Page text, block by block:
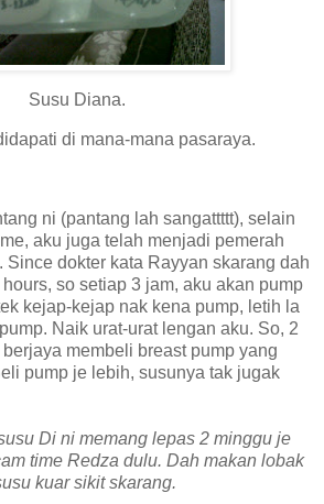
Susu Diana.
di mana-mana pasaraya.
ni (pantang lah sangattttt), selain
aku juga telah menjadi pemerah
Since dokter kata Rayyan skarang dah
so setiap 3 jam, aku akan pump
kejap-kejap nak kena pump, letih la
Naik urat-urat lengan aku. So, 2
membeli breast pump yang
pump je lebih, susunya tak jugak
Di ni memang lepas 2 minggu je
time Redza dulu. Dah makan lobak
kuar sikit skarang.